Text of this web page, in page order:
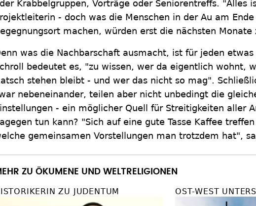
Krabbelgruppen, Vorträge oder Seniorentreffs. "Alles
- doch was die Menschen in der Au am
machen, würden erst die nächsten Monate
was die Nachbarschaft ausmacht, ist für jeden etwas
bedeutet es, "zu wissen, wer da eigentlich wohnt,
stehen bleibt - und wer das nicht so mag".
nebeneinander, teilen aber nicht unbedingt die
- ein möglicher Quell für Streitigkeiten aller
tun kann? "Sich auf eine gute Tasse Kaffee
gemeinsamen Vorstellungen man trotzdem hat",
ZU ÖKUMENE UND WELTRELIGIONEN
ZU JUDENTUM OST-WEST